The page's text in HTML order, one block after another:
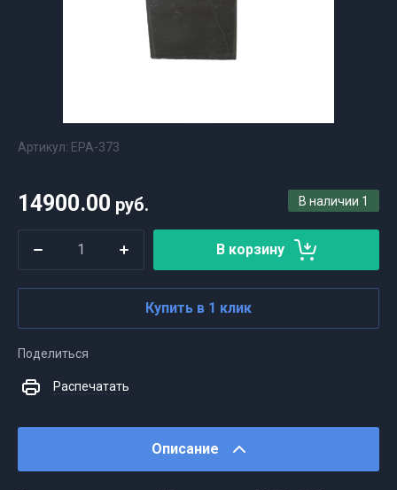
Артикул: EPA-373
В наличии 1
14900.00 руб.
В корзину
Купить в 1 клик
Поделиться
Распечатать
Описание